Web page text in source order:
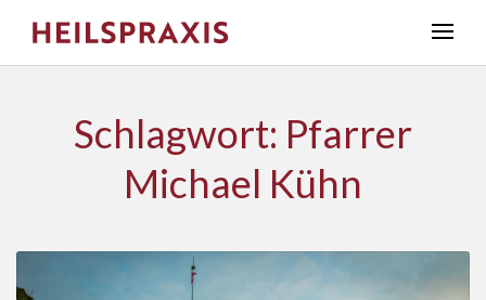
Schlagwort: Pfarrer
Michael Kühn